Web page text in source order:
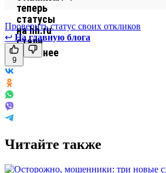
Проверить статус своих откликов
↩ На главную блога
9
Читайте также